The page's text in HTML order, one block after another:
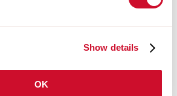
Show details
OK
108679.21
HERO: MOD.CIECO 1120 CAP